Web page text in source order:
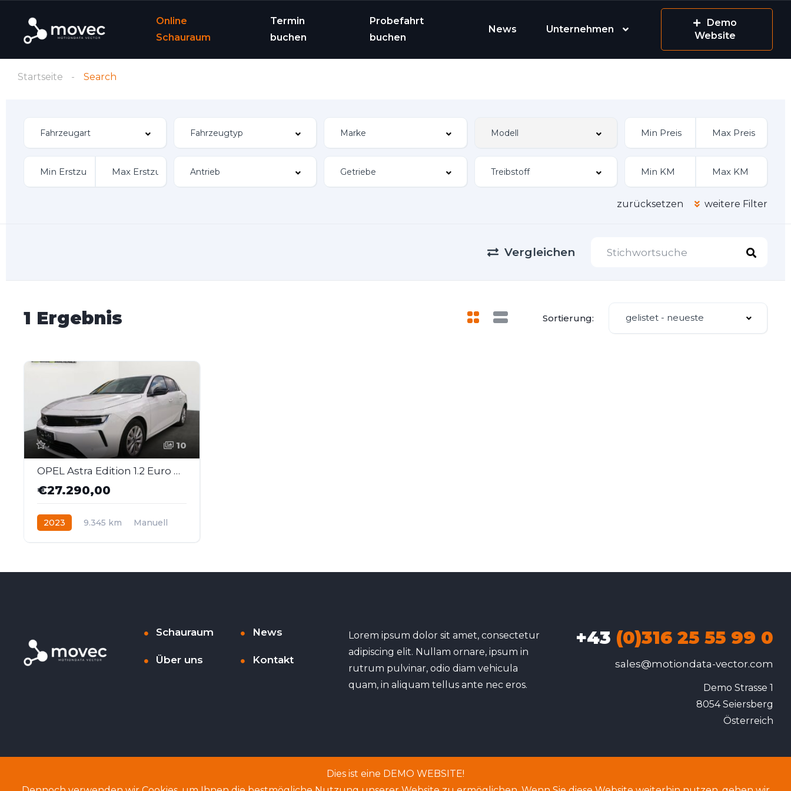
Online
Schauraum
Termin
buchen
Probefahrt
buchen
News Unternehmen
Demo
Website
Startseite Search
zurücksetzen weitere Filter
Vergleichen
1 Ergebnis Sortierung: gelistet - neueste
10
OPEL Astra Edition 1.2 Euro 6d
€27.290,00
2023 9.345 km
Manuell
Schauraum News
Über uns Kontakt
Lorem ipsum dolor sit amet, consectetur
adipiscing elit. Nullam ornare, ipsum in
rutrum pulvinar, odio diam vehicula
quam, in aliquam tellus ante nec eros.
+43 (0)316 25 55 99 0
sales@motiondata-vector.com
Demo Strasse 1
8054 Seiersberg
Österreich
Dies ist eine DEMO WEBSITE!